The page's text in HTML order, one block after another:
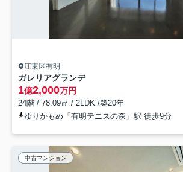
江東区有明
ガレリアグランデ
1億2,000万円
24階 / 78.09㎡ / 2LDK /築20年
ゆりかもめ「有明テニスの森」駅 徒歩9分
中古マンション